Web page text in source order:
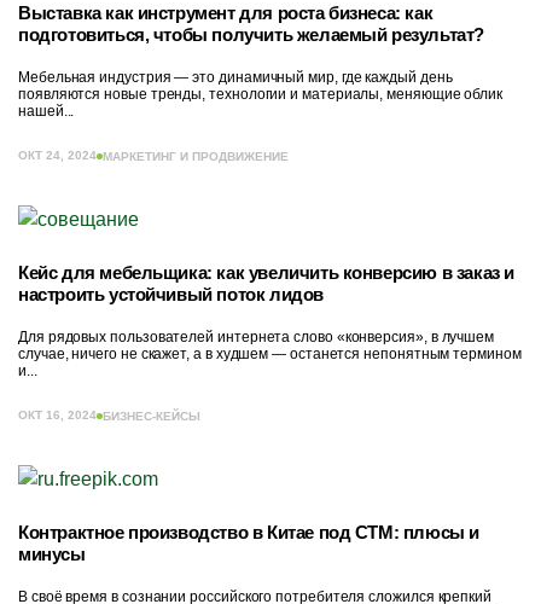
Выставка как инструмент для роста бизнеса: как
подготовиться, чтобы получить желаемый результат?
Мебельная индустрия — это динамичный мир, где каждый день
появляются новые тренды, технологии и материалы, меняющие облик
нашей...
ОКТ 24, 2024 МАРКЕТИНГ И ПРОДВИЖЕНИЕ
Кейс для мебельщика: как увеличить конверсию в заказ и
настроить устойчивый поток лидов
Для рядовых пользователей интернета слово «конверсия», в лучшем
случае, ничего не скажет, а в худшем — останется непонятным термином
и...
ОКТ 16, 2024 БИЗНЕС-КЕЙСЫ
Контрактное производство в Китае под СТМ: плюсы и
минусы
В своё время в сознании российского потребителя сложился крепкий